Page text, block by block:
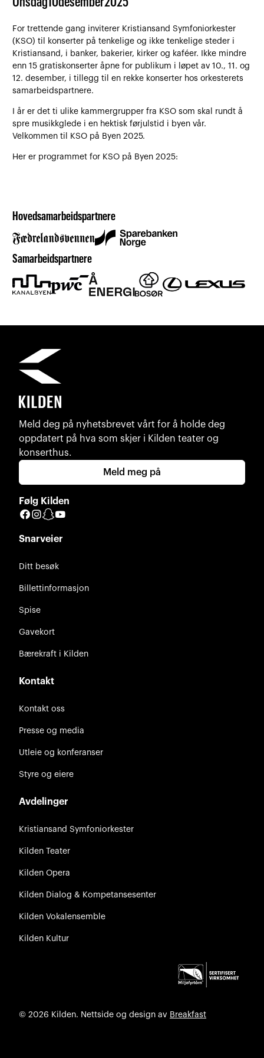
For trettende gang inviterer Kristiansand Symfoniorkester
(KSO) til konserter på tenkelige og ikke tenkelige steder i
Kristiansand, i banker, bakerier, kirker og kaféer. Ikke mindre
enn 15 gratiskonserter åpne for publikum i løpet av 10., 11. og
12. desember, i tillegg til en rekke konserter hos orkesterets
samarbeidspartnere.
I år er det ti ulike kammergrupper fra KSO som skal rundt å
spre musikkglede i en hektisk førjulstid i byen vår.
Velkommen til KSO på Byen 2025.
Her er programmet for KSO på Byen 2025:
Hovedsamarbeidspartnere
Samarbeidspartnere
Meld deg på nyhetsbrevet vårt for å holde deg
oppdatert på hva som skjer i Kilden teater og
konserthus.
Meld meg på
Følg Kilden
Facebook
Instagram
Snapchat
Snarveier
Ditt besøk
Billettinformasjon
Spise
Gavekort
Bærekraft i Kilden
Kontakt
Kontakt oss
Presse og media
Utleie og konferanser
Styre og eiere
Avdelinger
Kristiansand Symfoniorkester
Kilden Teater
Kilden Opera
Kilden Dialog & Kompetansesenter
Kilden Vokalensemble
Kilden Kultur
© 2026 Kilden. Nettside og design av Breakfast